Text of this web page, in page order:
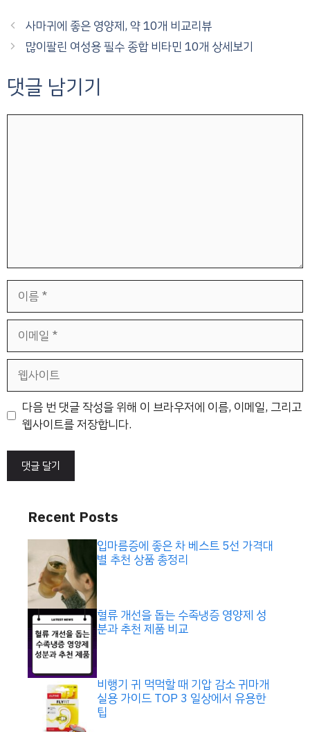
사마귀에 좋은 영양제, 약 10개 비교리뷰
많이팔린 여성용 필수 종합 비타민 10개 상세보기
댓글 남기기
일
트
다음 번 댓글 작성을 위해 이 브라우저에 이름, 이메일, 그리고
웹사이트를 저장합니다.
Recent Posts
입마름증에 좋은 차 베스트 5선 가격대
별 추천 상품 총정리
혈류 개선을 돕는 수족냉증 영양제 성
분과 추천 제품 비교
비행기 귀 먹먹할 때 기압 감소 귀마개
실용 가이드 TOP 3 일상에서 유용한
팁